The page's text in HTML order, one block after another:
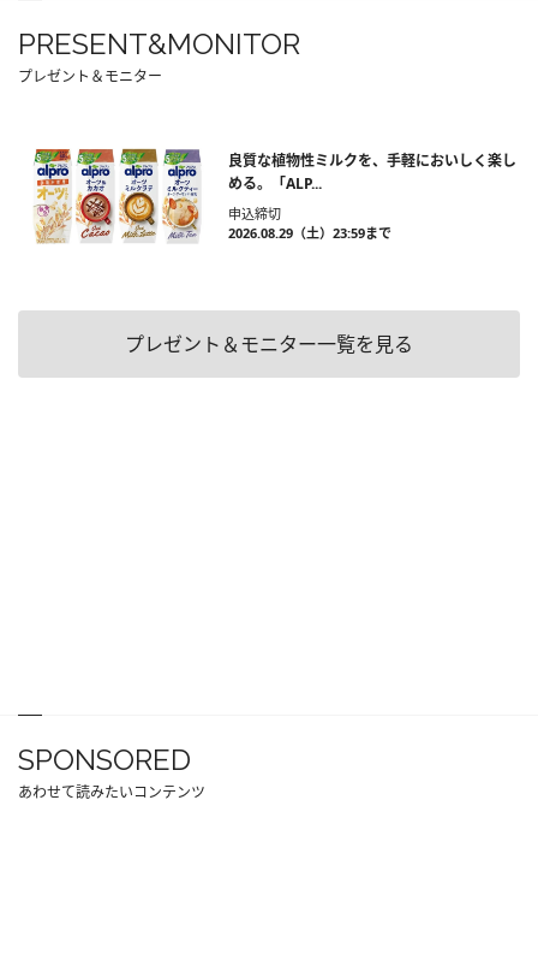
PRESENT&MONITOR
プレゼント＆モニター
良質な植物性ミルクを、手軽においしく楽し
める。「ALP...
申込締切
2026.08.29（土）23:59まで
プレゼント＆モニター一覧を見る
SPONSORED
あわせて読みたいコンテンツ